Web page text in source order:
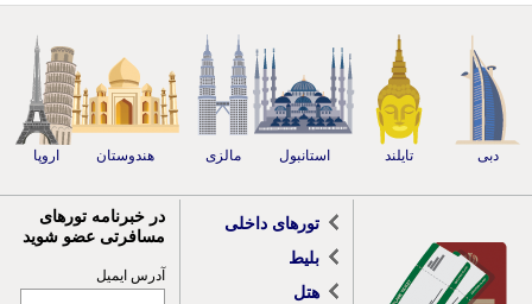
دبی تایلند استانبول مالزی هندوستان اروپا
تورهای داخلی
بلیط
هتل
در خبرنامه تورهای
مسافرتی عضو شوید
آدرس ایمیل